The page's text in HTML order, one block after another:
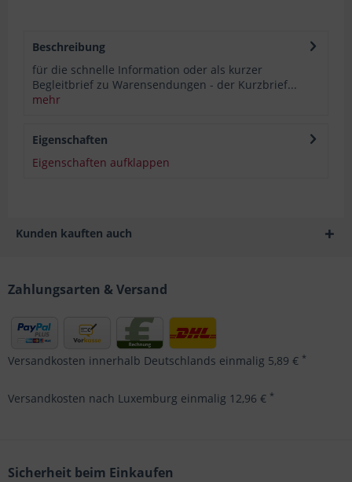
Beschreibung
für die schnelle Information oder als kurzer
Begleitbrief zu Warensendungen - der Kurzbrief...
mehr
Eigenschaften
Eigenschaften aufklappen
Kunden kauften auch
Zahlungsarten & Versand
Versandkosten innerhalb Deutschlands einmalig 5,89 € *
Versandkosten nach Luxemburg einmalig 12,96 € *
Sicherheit beim Einkaufen